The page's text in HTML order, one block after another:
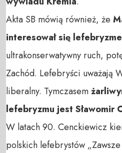
Akta SB mówią również, że
interesował się
ultrakonserwatywny ruch,
Zachód. Lefebryści uważają
liberalny. Tymczasem
lefebryzmu jest Sławomir
W latach 90. Cenckiewicz
polskich lefebrystów